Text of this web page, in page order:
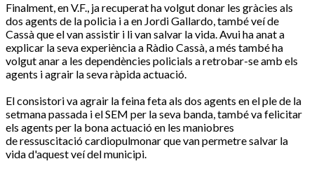
Finalment, en V.F., ja recuperat ha volgut donar les gràcies als
dos agents de la policia i a en Jordi Gallardo, també veí de
Cassà que el van assistir i li van salvar la vida. Avui ha anat a
explicar la seva experiència a Ràdio Cassà, a més també ha
volgut anar a les dependències policials a retrobar-se amb els
agents i agrair la seva ràpida actuació.
El consistori va agrair la feina feta als dos agents en el ple de la
setmana passada i el SEM per la seva banda, també va felicitar
els agents per la bona actuació en les maniobres
de ressuscitació cardiopulmonar que van permetre salvar la
vida d'aquest veí del municipi.